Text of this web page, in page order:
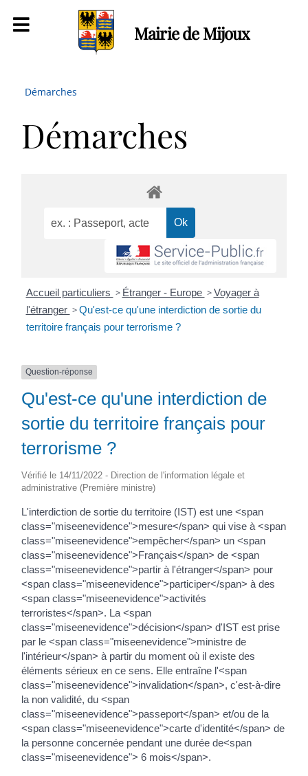
Mairie de Mijoux
Démarches
Démarches
Accueil particuliers > Étranger - Europe > Voyager à
l'étranger > Qu'est-ce qu'une interdiction de sortie du
territoire français pour terrorisme ?
Question-réponse
Qu'est-ce qu'une interdiction de
sortie du territoire français pour
terrorisme ?
Vérifié le 14/11/2022 - Direction de l'information légale et
administrative (Première ministre)
L'interdiction de sortie du territoire (IST) est une <span
class="miseenevidence">mesure</span> qui vise à <span
class="miseenevidence">empêcher</span> un <span
class="miseenevidence">Français</span> de <span
class="miseenevidence">partir à l'étranger</span> pour
<span class="miseenevidence">participer</span> à des
<span class="miseenevidence">activités
terroristes</span>. La <span
class="miseenevidence">décision</span> d'IST est prise
par le <span class="miseenevidence">ministre de
l'intérieur</span> à partir du moment où il existe des
éléments sérieux en ce sens. Elle entraîne l'<span
class="miseenevidence">invalidation</span>, c'est-à-dire
la non validité, du <span
class="miseenevidence">passeport</span> et/ou de la
<span class="miseenevidence">carte d'identité</span> de
la personne concernée pendant une durée de<span
class="miseenevidence"> 6 mois</span>.